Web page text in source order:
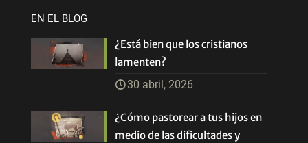
EN EL BLOG
¿Está bien que los cristianos
lamenten?
30 abril, 2026
¿Cómo pastorear a tus hijos en
medio de las dificultades y